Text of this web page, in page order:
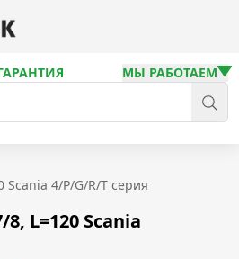
МЫ РАБОТАЕМ
Scania 4/P/G/R/T серия
L=120 Scania